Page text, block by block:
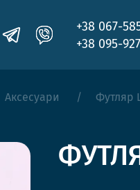
+38 067-
+38 095-
Аксесуари Футляр